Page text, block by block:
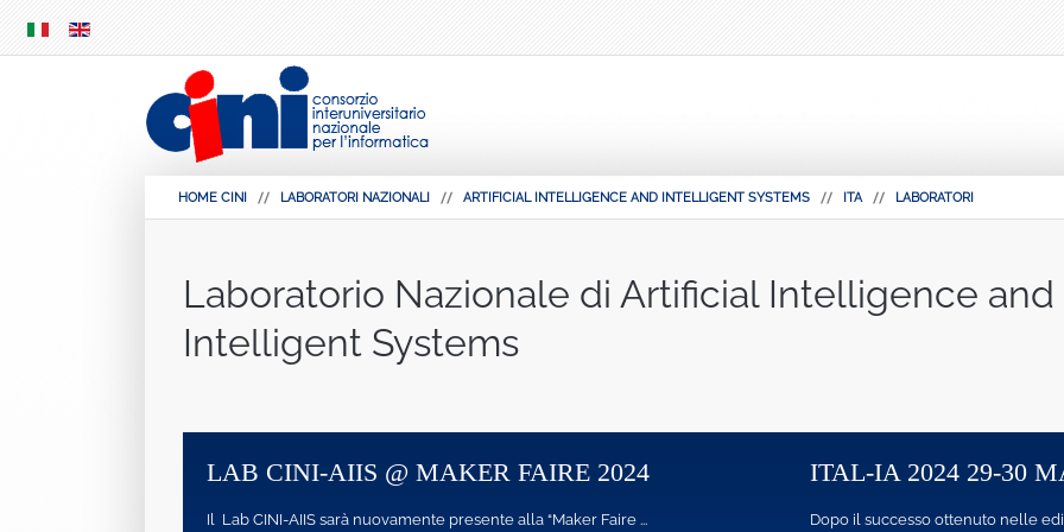
MENU
HOME CINI LABORATORI NAZIONALI ARTIFICIAL INTELLIGENCE AND INTELLIGENT SYSTEMS ITA LABORATORI
Laboratorio Nazionale di Artificial Intelligence and
Intelligent Systems
LAB CINI-AIIS @ MAKER FAIRE 2024
Il Lab CINI-AIIS sarà nuovamente presente alla “Maker Faire ...
ITAL-IA 2024 29-30
Dopo il successo ottenuto nelle edizioni